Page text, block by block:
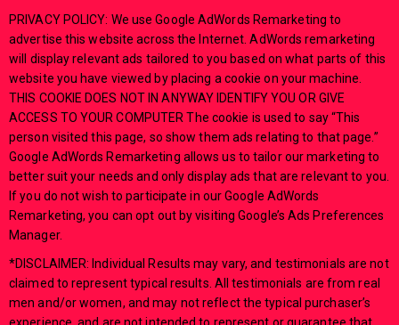
PRIVACY POLICY: We use Google AdWords Remarketing to
advertise this website across the Internet. AdWords remarketing
will display relevant ads tailored to you based on what parts of this
website you have viewed by placing a cookie on your machine.
THIS COOKIE DOES NOT IN ANYWAY IDENTIFY YOU OR GIVE
ACCESS TO YOUR COMPUTER The cookie is used to say “This
person visited this page, so show them ads relating to that page.”
Google AdWords Remarketing allows us to tailor our marketing to
better suit your needs and only display ads that are relevant to you.
If you do not wish to participate in our Google AdWords
Remarketing, you can opt out by visiting Google’s Ads Preferences
Manager.
*DISCLAIMER: Individual Results may vary, and testimonials are not
claimed to represent typical results. All testimonials are from real
men and/or women, and may not reflect the typical purchaser’s